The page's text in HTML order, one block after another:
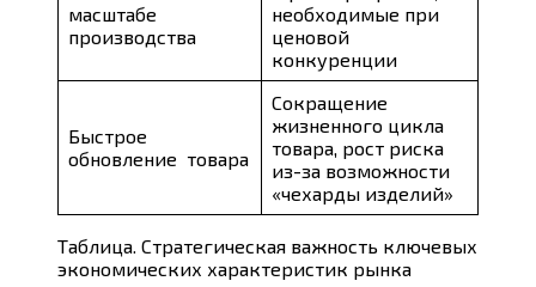
масштабе
производства
необходимые при
ценовой
конкуренции
Быстрое
обновление товара
Сокращение
жизненного цикла
товара, рост риска
из-за возможности
«чехарды изделий»
Таблица. Стратегическая важность ключевых
экономических характеристик рынка